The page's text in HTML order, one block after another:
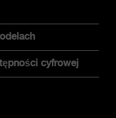
cyfrowej